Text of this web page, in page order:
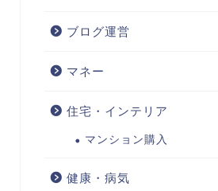
ブログ運営
マネー
住宅・インテリア
マンション購入
健康・病気